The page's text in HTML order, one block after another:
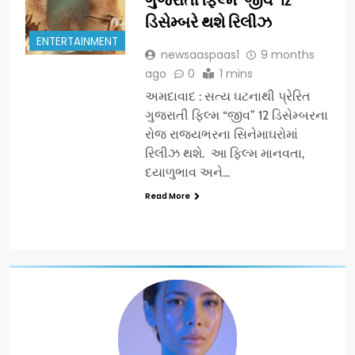
ENTERTAINMENT
ડિસેમ્બરે થશે રિલીઝ
newsaaspaas1
9 months
ago
0 1 mins
અમદાવાદ : સત્ય ઘટનાથી પ્રેરિત
ગુજરાતી ફિલ્મ “જીવ” 12 ડિસેમ્બરના
રોજ રાજ્યભરના સિનેમાઘરોમાં
રિલીઝ થશે. આ ફિલ્મ માનવતા,
દયાળુભાવ અને…
Read More